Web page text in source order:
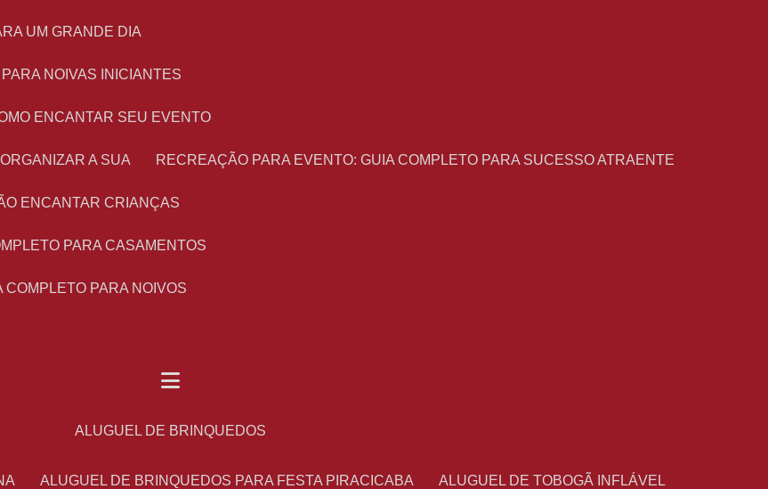
UM GRANDE DIA
NOIVAS INICIANTES
ENCANTAR SEU EVENTO
A SUA RECREAÇÃO PARA EVENTO: GUIA COMPLETO PARA SUCESSO ATRAENTE
ENCANTAR CRIANÇAS
PARA CASAMENTOS
COMPLETO PARA NOIVOS
ALUGUEL DE BRINQUEDOS
ALUGUEL DE BRINQUEDOS PARA FESTA PIRACICABA ALUGUEL DE TOBOGÃ INFLÁVEL